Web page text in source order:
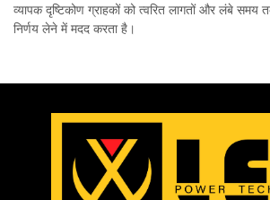
व्यापक दृष्टिकोण ग्राहकों को त्वरित लागतों और लंबे
निर्णय लेने में मदद करता है।